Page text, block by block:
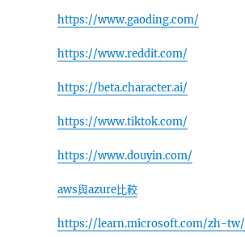
https://www.gaoding.com/
https://www.reddit.com/
https://beta.character.ai/
https://www.tiktok.com/
https://www.douyin.com/
aws與azure比較
https://learn.microsoft.com/zh-tw/